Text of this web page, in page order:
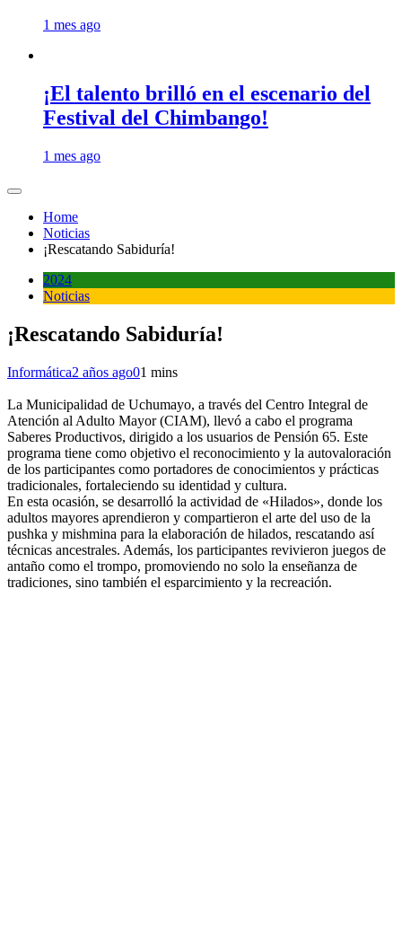
1 mes ago
¡El talento brilló en el escenario del
Festival del Chimbango!
1 mes ago
Home
Noticias
¡Rescatando Sabiduría!
2024
Noticias
¡Rescatando Sabiduría!
Informática2 años ago01 mins
La Municipalidad de Uchumayo, a través del Centro Integral de
Atención al Adulto Mayor (CIAM), llevó a cabo el programa
Saberes Productivos, dirigido a los usuarios de Pensión 65. Este
programa tiene como objetivo el reconocimiento y la autovaloración
de los participantes como portadores de conocimientos y prácticas
tradicionales, fortaleciendo su identidad y cultura.
En esta ocasión, se desarrolló la actividad de «Hilados», donde los
adultos mayores aprendieron y compartieron el arte del uso de la
pushka y mishmina para la elaboración de hilados, rescatando así
técnicas ancestrales. Además, los participantes revivieron juegos de
antaño como el trompo, promoviendo no solo la enseñanza de
tradiciones, sino también el esparcimiento y la recreación.